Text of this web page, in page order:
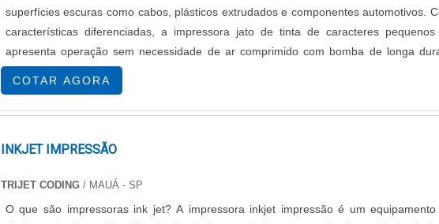
superfícies escuras como cabos, plásticos extrudados e componentes automotivos.
características diferenciadas, a impressora jato de tinta de caracteres pequenos
apresenta operação sem necessidade de ar comprimido com bomba de longa
garantida por um ano, produção de até qu....
COTAR AGORA
INKJET IMPRESSÃO
TRIJET CODING/ MAUÁ - SP
O que são impressoras ink jet? A impressora inkjet impressão é um equipamento